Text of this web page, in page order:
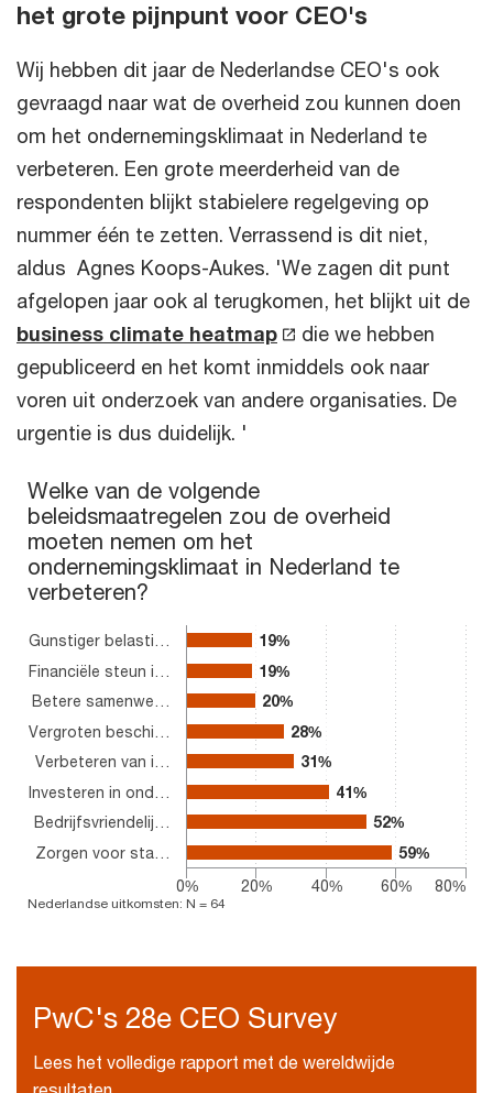
het grote pijnpunt voor CEO's
Wij hebben dit jaar de Nederlandse CEO's ook
gevraagd naar wat de overheid zou kunnen doen
om het ondernemingsklimaat in Nederland te
verbeteren. Een grote meerderheid van de
respondenten blijkt stabielere regelgeving op
nummer één te zetten. Verrassend is dit niet,
aldus Agnes Koops-Aukes. 'We zagen dit punt
afgelopen jaar ook al terugkomen, het blijkt uit de
business climate heatmap
die we hebben
gepubliceerd en het komt inmiddels ook naar
voren uit onderzoek van andere organisaties. De
urgentie is dus duidelijk. '
Welke van de volgende beleidsmaatregelen zou de
Bar chart with 8 bars.
The chart has 1 X axis displaying categories.
The chart has 1 Y axis displaying values. Range: 0 to 80.
Welke van de volgende
beleidsmaatregelen zou de overheid
moeten nemen om het
ondernemingsklimaat in Nederland te
verbeteren?
19%
19%
19%
19%
20%
20%
28%
28%
31%
31%
41%
41%
52%
52%
59%
59%
Gunstiger belasti…
Financiële steun i…
Betere samenwe…
Vergroten beschi…
Verbeteren van i…
Investeren in ond…
Bedrijfsvriendelij…
Zorgen voor sta…
0%
20% 40% 60% 80%
Nederlandse uitkomsten: N = 64
PwC's 28e CEO Survey
Lees het volledige rapport met de wereldwijde